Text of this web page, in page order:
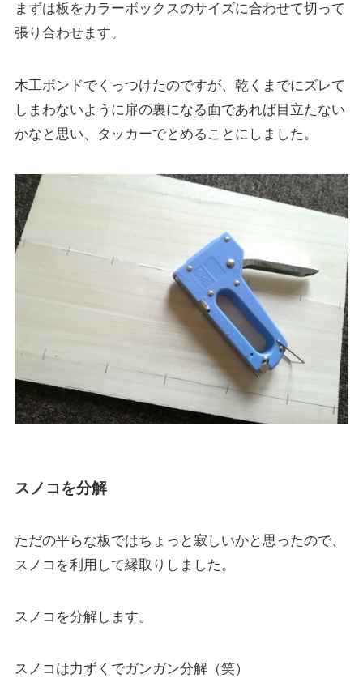
まずは板をカラーボックスのサイズに合わせて切って
張り合わせます。
木工ボンドでくっつけたのですが、乾くまでにズレて
しまわないように扉の裏になる面であれば目立たない
かなと思い、タッカーでとめることにしました。
スノコを分解
ただの平らな板ではちょっと寂しいかと思ったので、
スノコを利用して縁取りしました。
スノコを分解します。
スノコは力ずくでガンガン分解（笑）